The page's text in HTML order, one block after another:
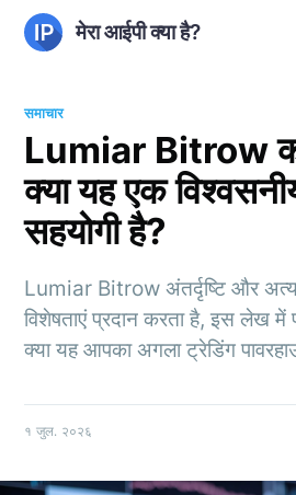
मेरा आईपी क्या है?
समाचार
Lumiar Bitrow
क्या यह एक
सहयोगी है?
Lumiar Bitrow अंतर्दृष्टि और
विशेषताएं प्रदान करता है, इस लेख में
क्या यह आपका अगला ट्रेडिंग
१ जुल. २०२६